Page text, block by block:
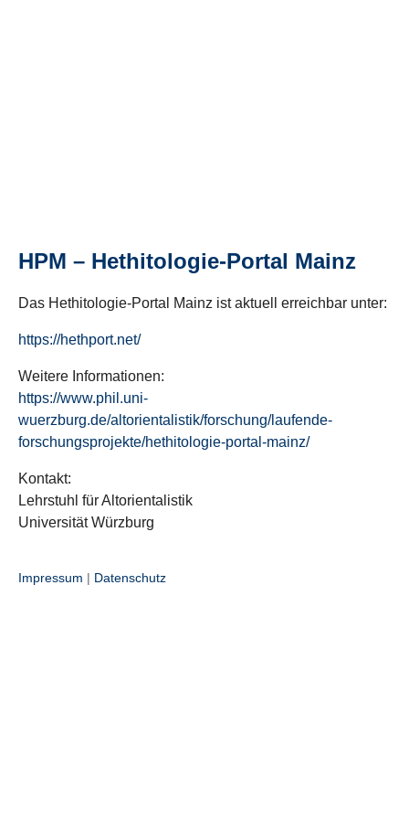
HPM – Hethitologie-Portal Mainz
Das Hethitologie-Portal Mainz ist aktuell erreichbar unter:
https://hethport.net/
Weitere Informationen:
https://www.phil.uni-
wuerzburg.de/altorientalistik/forschung/laufende-
forschungsprojekte/hethitologie-portal-mainz/
Kontakt:
Lehrstuhl für Altorientalistik
Universität Würzburg
Impressum | Datenschutz